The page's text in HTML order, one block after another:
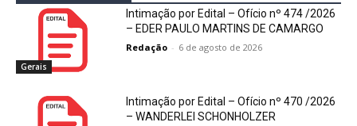
Gerais
Intimação por Edital – Ofício nº 474 /2026
– EDER PAULO MARTINS DE CAMARGO
Redação - 6 de agosto de 2026
Intimação por Edital – Ofício nº 470 /2026
– WANDERLEI SCHONHOLZER